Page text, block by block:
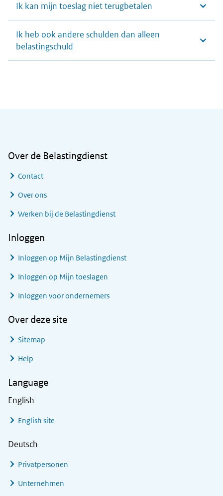
Ik kan mijn toeslag niet terugbetalen
Ik heb ook andere schulden dan alleen
belastingschuld
Over de Belastingdienst
Contact
Over ons
Werken bij de Belastingdienst
Inloggen
Inloggen op Mijn Belastingdienst
Inloggen op Mijn toeslagen
Inloggen voor ondernemers
Over deze site
Sitemap
Help
Language
English
English site
Deutsch
Privatpersonen
Unternehmen